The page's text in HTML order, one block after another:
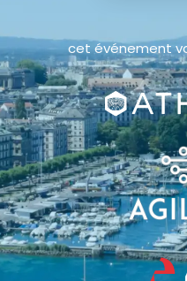
cet événement